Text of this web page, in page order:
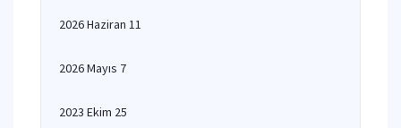
2026 Haziran 11
2026 Mayıs 7
2023 Ekim 25